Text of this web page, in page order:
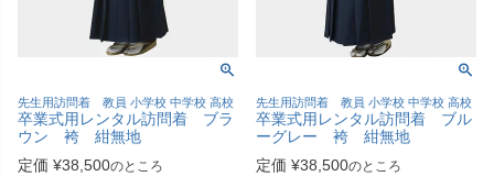
先生用訪問着 教員 小学校 中学校 高校
卒業式用レンタル訪問着 ブラ
ウン 袴 紺無地
定価 ¥38,500のところ
先生用訪問着 教員 小学校 中学校 高校
卒業式用レンタル訪問着 ブル
ーグレー 袴 紺無地
定価 ¥38,500のところ